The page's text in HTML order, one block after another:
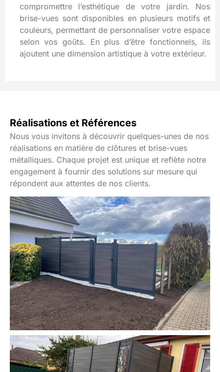
compromettre l’esthétique de votre jardin. Nos
brise-vues sont disponibles en plusieurs motifs et
couleurs, permettant de personnaliser votre espace
selon vos goûts. En plus d’être fonctionnels, ils
ajoutent une dimension artistique à votre extérieur.
Réalisations et Références
Nous vous invitons à découvrir quelques-unes de nos
réalisations en matière de clôtures et brise-vues
métalliques. Chaque projet est unique et reflète notre
engagement à fournir des solutions sur mesure qui
répondent aux attentes de nos clients.